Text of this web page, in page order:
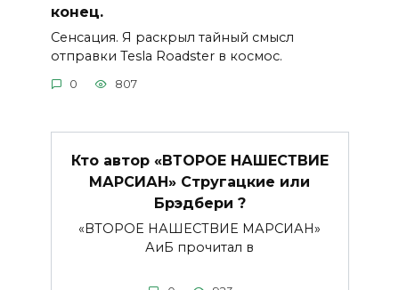
конец.
Сенсация. Я раскрыл тайный смысл
отправки Tesla Roadster в космос.
0 807
Кто автор «ВТОРОЕ НАШЕСТВИЕ
МАРСИАН» Стругацкие или
Брэдбери ?
«ВТОРОЕ НАШЕСТВИЕ МАРСИАН»
АиБ прочитал в